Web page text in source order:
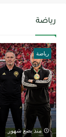
رياضة
رياضة
منذ بضع شهور